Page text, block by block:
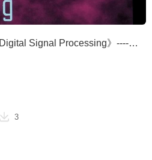
《A Simple Approach to Digital Signal Processing》----数字信号处理入门：轻松掌握DSP的核心技术
3